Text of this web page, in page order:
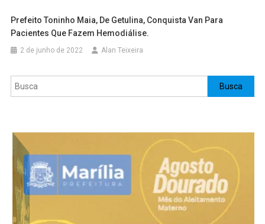
Prefeito Toninho Maia, De Getulina, Conquista Van Para
Pacientes Que Fazem Hemodiálise.
2 de junho de 2022 Alan Teixeira
Pesquisar Busca